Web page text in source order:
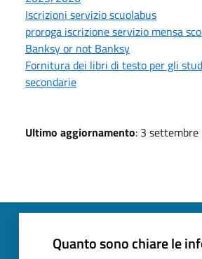
Iscrizioni servizio scuolabus
proroga iscrizione servizio mensa
Banksy or not Banksy
Fornitura dei libri di testo per gli
secondarie
Ultimo aggiornamento: 3
Quanto sono chiare le